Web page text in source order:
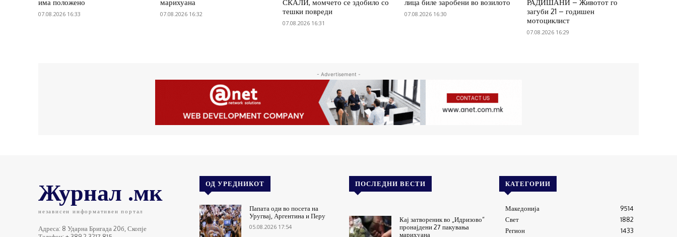
има положено
07.08.2026 16:33
марихуана
07.08.2026 16:32
СКАЛИ, момчето се здобило со
тешки повреди
07.08.2026 16:31
лица биле заробени во возилото
07.08.2026 16:30
РАДИШАНИ – Животот го
загуби 21 – годишен
мотоциклист
07.08.2026 16:29
- Advertisement -
Журнал .мк
независен информативен портал
Адреса: 8 Ударна Бригада 20б, Скопје
ОД УРЕДНИКОТ
Папата оди во посета на
Уругвај, Аргентина и Перу
05.08.2026 17:54
ПОСЛЕДНИ ВЕСТИ
Кај затвореник во „Идризово“
пронајдени 27 пакувања
марихуана
КАТЕГОРИИ
Македонија
9514
Свет
1882
Регион
1433